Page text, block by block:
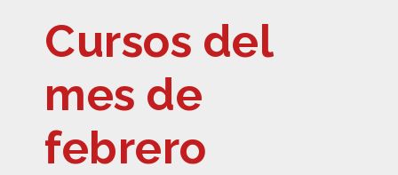
Cursos del
mes de
febrero